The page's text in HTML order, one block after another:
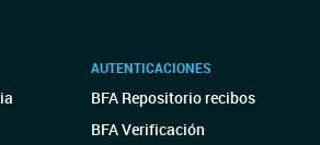
AUTENTICACIONES
BFA Repositorio recibos
BFA Verificación